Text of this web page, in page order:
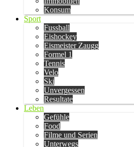
Konsum
Sport
Fussball
Eishockey
Eismeister Zaugg
Formel 1
Tennis
Velo
Ski
Unvergessen
Resultate
Leben
Gefühle
Food
Filme und Serien
Unterwegs